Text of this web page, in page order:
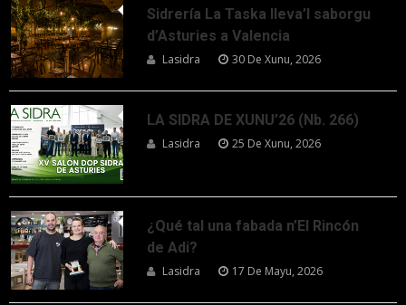
Sidrería La Taska lleva’l saborgu
d’Asturies a Valencia
Lasidra 30 De Xunu, 2026
LA SIDRA DE XUNU’26 (Nb. 266)
Lasidra 25 De Xunu, 2026
¿Qué tal una fabada n’El Rincón
de Adi?
Lasidra 17 De Mayu, 2026